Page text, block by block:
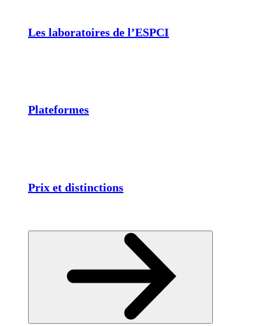
Les laboratoires de l’ESPCI
Plateformes
Prix et distinctions